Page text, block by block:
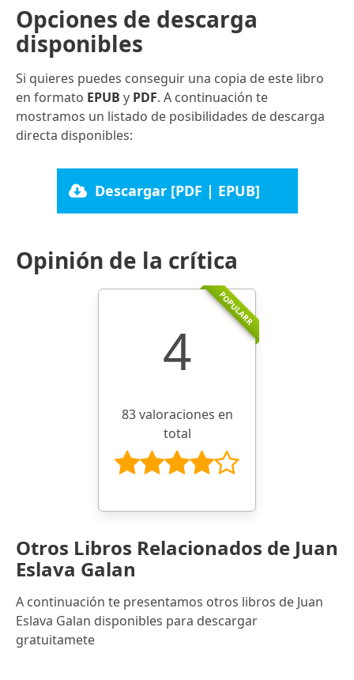
Opciones de descarga
disponibles
Si quieres puedes conseguir una copia de este libro
en formato EPUB y PDF. A continuación te
mostramos un listado de posibilidades de descarga
directa disponibles:
Descargar [PDF | EPUB]
Opinión de la crítica
POPULARR
4
83 valoraciones en
total
Otros Libros Relacionados de Juan
Eslava Galan
A continuación te presentamos otros libros de Juan
Eslava Galan disponibles para descargar
gratuitamete